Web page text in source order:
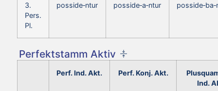
3.
Pers.
Pl.
posside‑ntur posside‑a‑ntur
Perfektstamm Aktiv
Perf. Ind. Akt. Perf. Konj. Akt.
Ind.